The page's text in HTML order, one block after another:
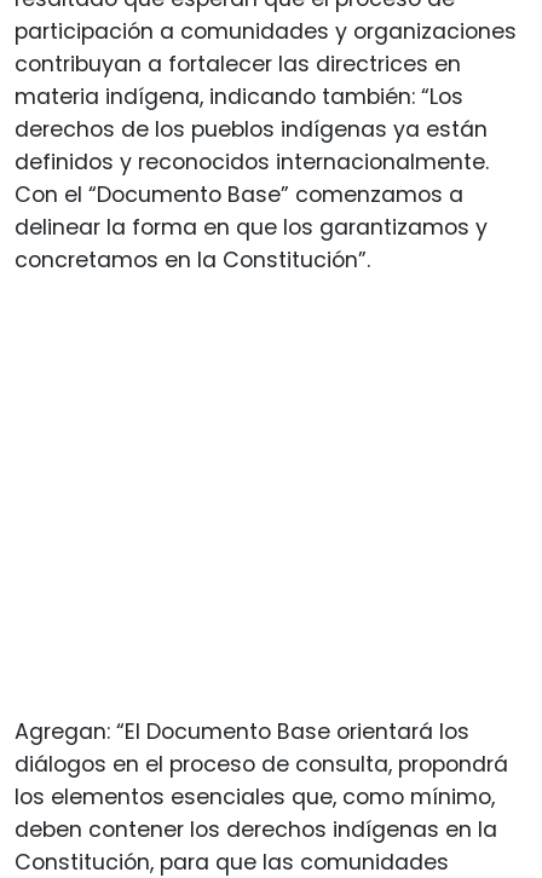
participación a comunidades y organizaciones
contribuyan a fortalecer las directrices en
materia indígena, indicando también: “Los
derechos de los pueblos indígenas ya están
definidos y reconocidos internacionalmente.
Con el “Documento Base” comenzamos a
delinear la forma en que los garantizamos y
concretamos en la Constitución”.
Agregan: “El Documento Base orientará los
diálogos en el proceso de consulta, propondrá
los elementos esenciales que, como mínimo,
deben contener los derechos indígenas en la
Constitución, para que las comunidades